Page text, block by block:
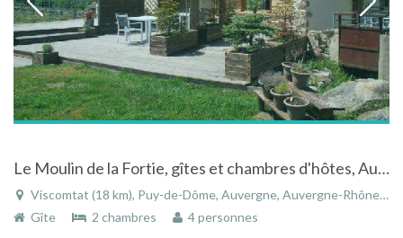
Le Moulin de la Fortie, gîtes et chambres d'hôtes, Auvergne, Parc naturel régional Livradois-Forez
Viscomtat (18 km), Puy-de-Dôme, Auvergne, Auvergne-Rhône-Alpes, France
Gîte
2 chambres 4 personnes